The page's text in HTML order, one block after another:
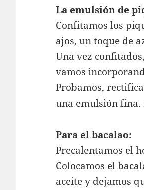
La emulsión de
Confitamos los
ajos, un toque de
Una vez
vamos
Probamos,
una emulsión fina.
Para el bacalao:
Precalentamos el
Colocamos el
aceite y dejamos